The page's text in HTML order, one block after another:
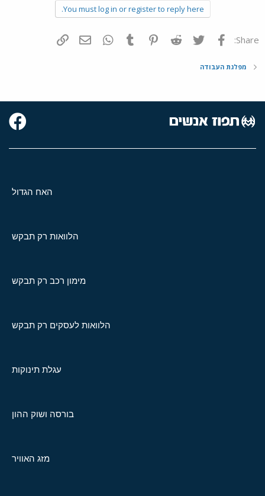
You must log in or register to reply here.
Share: פייסבוק Twitter
Reddit
Pinterest
Tumblr
WhatsAppדואר אלקטרוני
מפלגת העבודה
האח הגדול
הלוואות רק תבקש
מימון רכב רק תבקש
הלוואות לעסקים רק תבקש
עגלת תינוקות
בורסה ושוק ההון
מזג האוויר